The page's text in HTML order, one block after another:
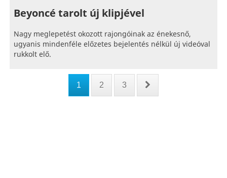
Beyoncé tarolt új klipjével
Nagy meglepetést okozott rajongóinak az énekesnő,
ugyanis mindenféle előzetes bejelentés nélkül új videóval
rukkolt elő.
1 2 3